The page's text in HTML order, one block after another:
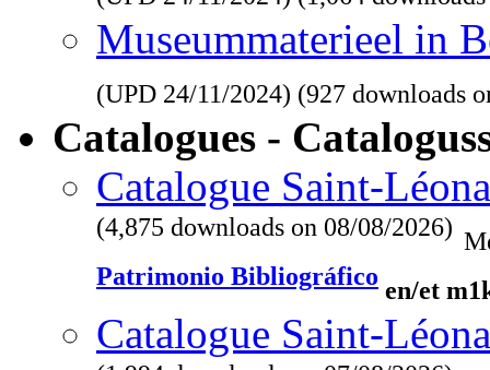
Museummaterieel in
(UPD 24/11/2024) (927 downloads
Catalogues -
Catalogue Saint-
(4,875 downloads on 08/08/2026)
Patrimonio Bibliográfico en/et
Catalogue Saint-